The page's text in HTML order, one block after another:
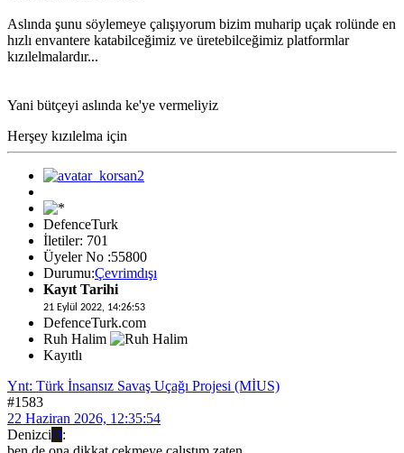
Aslında şunu söylemeye çalışıyorum bizim muharip uçak rolünde en
hızlı envantere katabilceğimiz ve üretebilceğimiz platformlar
kızılelmalardır...
Yani bütçeyi aslında ke'ye vermeliyiz
Herşey kızılelma için
DefenceTurk
İletiler: 701
Üyeler No :55800
Durumu:Çevrimdışı
Kayıt Tarihi
21 Eylül 2022, 14:26:53
DefenceTurk.com
Ruh Halim
Kayıtlı
Ynt: Türk İnsansız Savaş Uçağı Projesi (MİUS)
#1583
22 Haziran 2026, 12:35:54
DenizciD: